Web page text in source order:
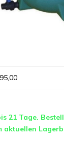
21 Tage.
aktuellen